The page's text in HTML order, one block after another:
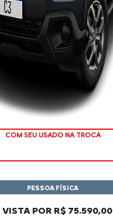
COM SEU USADO NA TROCA
VISTA POR R$ 75.590,00
PESSOA FÍSICA